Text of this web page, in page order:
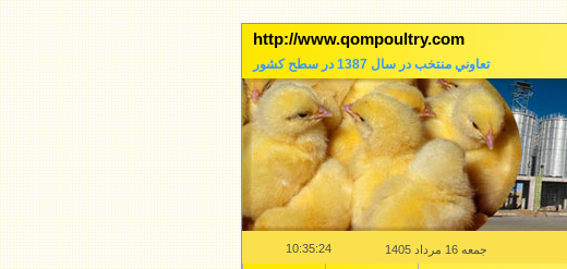
http://www.qompoultry.com
تعاوني منتخب در سال 1387 در سطح کشور
جمعه 16 مرداد 1405 10:35:25